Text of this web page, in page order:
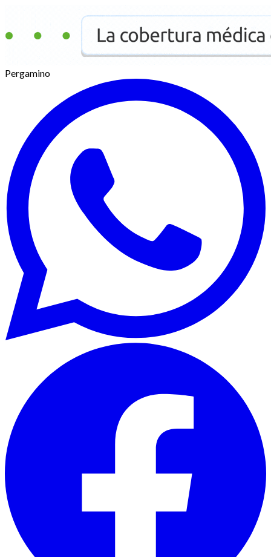
Pergamino